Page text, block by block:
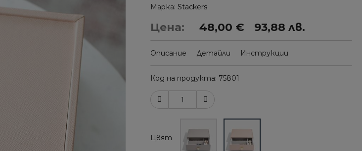
Марка Stackers
Цена: 48,00 € 93,88 лв.
Описание Детайли Инструкции
Код на продукта 75801
Цвят